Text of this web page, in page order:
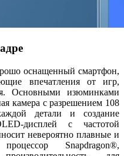
оснащенный смартфон,
впечатления от игр,
Основными изюминками
камера с разрешением 108
детали и создание
дисплей с частотой
невероятно плавные и
Snapdragon®,